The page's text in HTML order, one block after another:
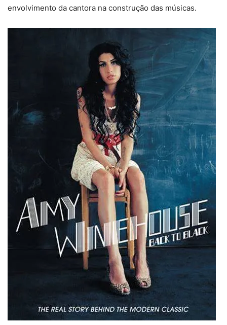
envolvimento da cantora na construção das músicas.